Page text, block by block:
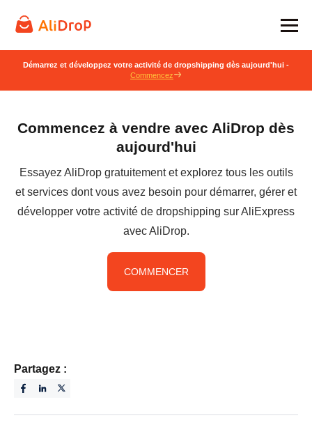
Démarrez et développez votre activité de dropshipping dès aujourd'hui -
Commencez
Commencez à vendre avec AliDrop dès
aujourd'hui
Essayez AliDrop gratuitement et explorez tous les outils
et services dont vous avez besoin pour démarrer, gérer et
développer votre activité de dropshipping sur AliExpress
avec AliDrop.
COMMENCER
Partagez :